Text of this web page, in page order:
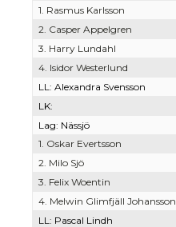
1. Rasmus Karlsson
2. Casper Appelgren
3. Harry Lundahl
4. Isidor Westerlund
LL: Alexandra Svensson
LK:
Lag: Nässjö
1. Oskar Evertsson
2. Milo Sjö
3. Felix Woentin
4. Melwin Glimfjäll Johansson
LL: Pascal Lindh